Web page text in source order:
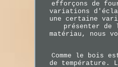
efforçons de
variations
une certaine
présenter de
matériau, nous
Comme le bois
de température.